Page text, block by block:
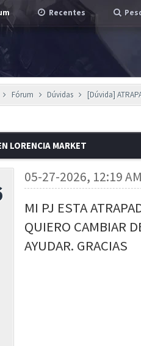
Recentes
Fórum Dúvidas [Dúvida]
LORENCIA MARKET
05-27-2026, 12:19
MI PJ ESTA
QUIERO CAMBIAR
AYUDAR. GRACIAS